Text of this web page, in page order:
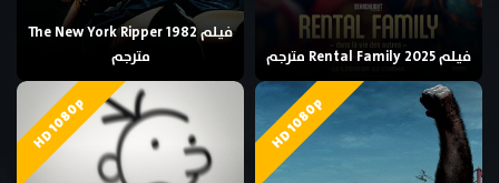
فيلم Rental Family 2025 مترجم
فيلم The New York Ripper 1982
مترجم
HD 1080p
HD 1080p